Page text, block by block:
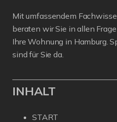
Mit umfassendem
beraten wir Sie in allen
Ihre Wohnung in Hamburg.
sind für Sie da.
INHALT
START